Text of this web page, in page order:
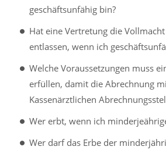
geschäftsunfähig bin?
Hat eine Vertretung die
entlassen, wenn ich
Welche Voraussetzungen muss
erfüllen, damit die Abrechnung
Kassenärztlichen
Wer erbt, wenn ich
Wer darf das Erbe der